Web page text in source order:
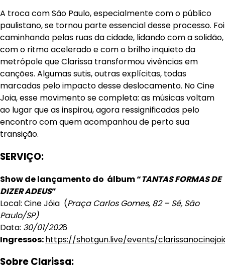
A troca com São Paulo, especialmente com o público
paulistano, se tornou parte essencial desse processo. Foi
caminhando pelas ruas da cidade, lidando com a solidão,
com o ritmo acelerado e com o brilho inquieto da
metrópole que Clarissa transformou vivências em
canções. Algumas sutis, outras explícitas, todas
marcadas pelo impacto desse deslocamento. No Cine
Joia, esse movimento se completa: as músicas voltam
ao lugar que as inspirou, agora ressignificadas pelo
encontro com quem acompanhou de perto sua
transição.
SERVIÇO:
Show de lançamento do álbum “TANTAS FORMAS DE
DIZER ADEUS”
Local: Cine Jóia (Praça Carlos Gomes, 82 – Sé, São
Paulo/SP)
Data: 30/01/2026
Ingressos:https://shotgun.live/events/
Sobre Clarissa: